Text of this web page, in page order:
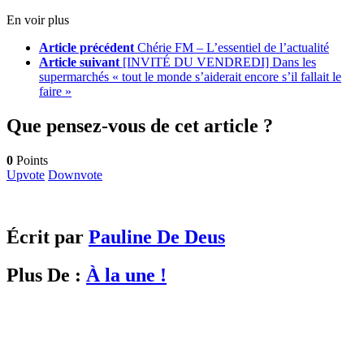
En voir plus
Article précédent Chérie FM – L’essentiel de l’actualité
Article suivant [INVITÉ DU VENDREDI] Dans les
supermarchés « tout le monde s’aiderait encore s’il fallait le
faire »
Que pensez-vous de cet article ?
0 Points
Upvote Downvote
Écrit par Pauline De Deus
Plus De : À la une !